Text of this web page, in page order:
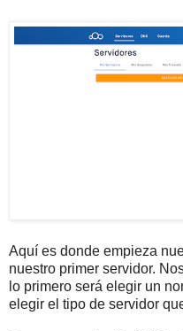
Aquí es donde empieza
nuestro primer servidor.
lo primero será elegir un
elegir el tipo de servidor